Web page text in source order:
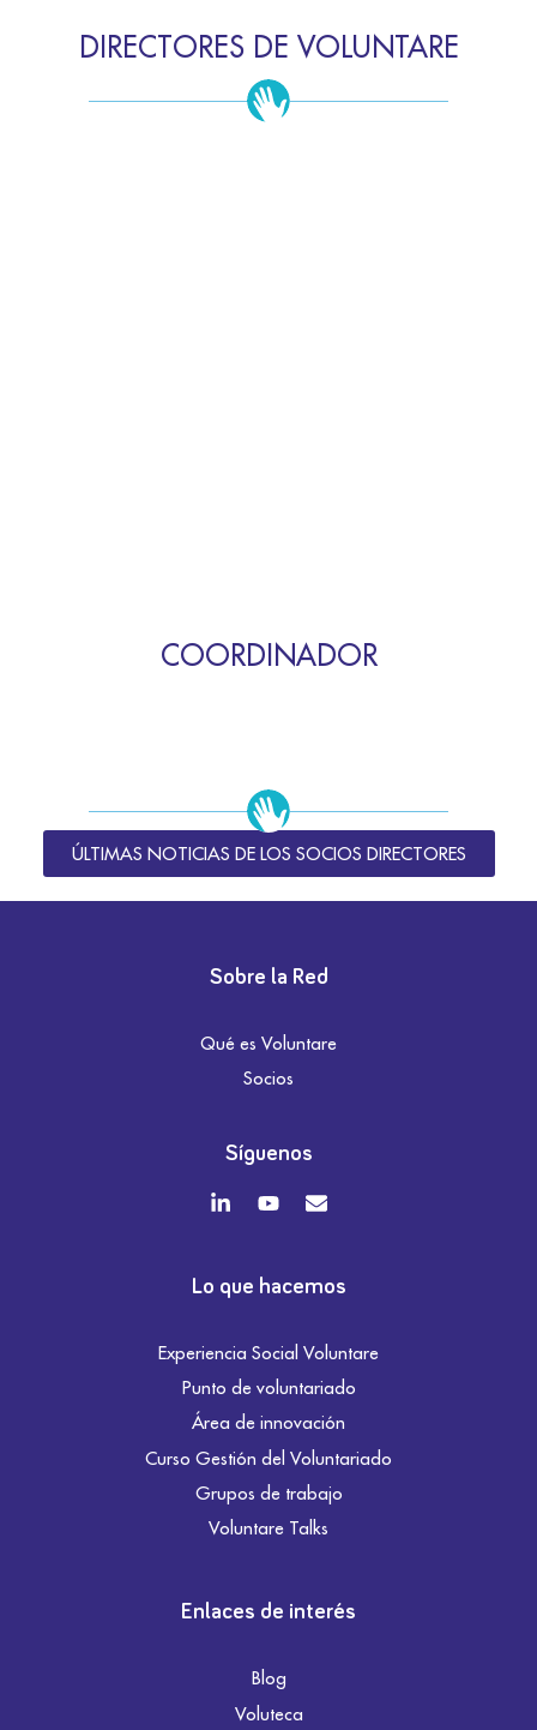
DIRECTORES DE VOLUNTARE
COORDINADOR
ÚLTIMAS NOTICIAS DE LOS SOCIOS DIRECTORES
Sobre la Red
Qué es Voluntare
Socios
Síguenos
Lo que hacemos
Experiencia Social Voluntare
Punto de voluntariado
Área de innovación
Curso Gestión del Voluntariado
Grupos de trabajo
Voluntare Talks
Enlaces de interés
Blog
Voluteca